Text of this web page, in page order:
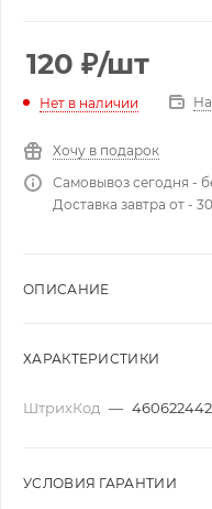
120 ₽/шт
Нет в наличии
Хочу в подарок
Самовывоз сегодня -
Доставка завтра от -
ОПИСАНИЕ
ХАРАКТЕРИСТИКИ
ШтрихКод —
УСЛОВИЯ ГАРАНТИИ